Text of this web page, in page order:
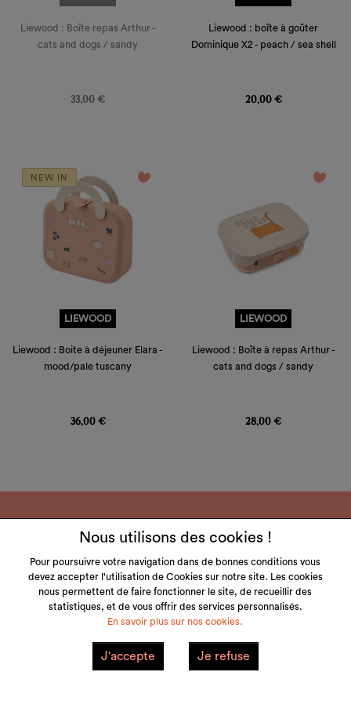
Liewood : Boîte repas Arthur -
cats and dogs / sandy
33,00 €
Liewood : boîte à goûter
Dominique X2 - peach / sea shell
20,00 €
NEW IN favorite_border
LIEWOOD
Liewood : Boite à déjeuner Elara -
mood/pale tuscany
36,00 €
favorite_border
LIEWOOD
Liewood : Boîte à repas Arthur -
cats and dogs / sandy
28,00 €
LITTLE & TALL
SERVICE CLIENT
NOS MARQUES
Nous utilisons des cookies !
Pour poursuivre votre navigation dans de bonnes conditions vous
devez accepter l'utilisation de Cookies sur notre site. Les cookies
nous permettent de faire fonctionner le site, de recueillir des
statistiques, et de vous offrir des services personnalisés.
En savoir plus sur nos cookies.
J'accepte Je refuse